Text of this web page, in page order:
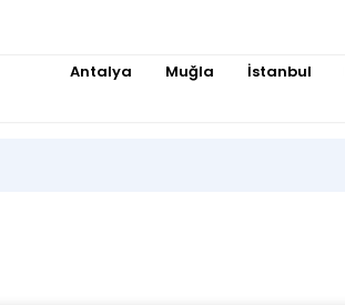
Antalya Muğla İstanbul